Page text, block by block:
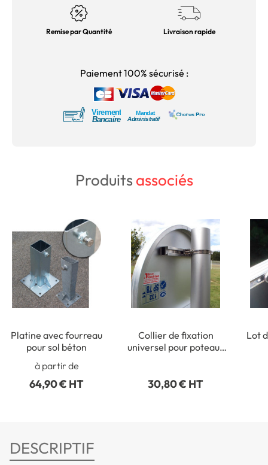
Remise par Quantité Livraison rapide
Paiement 100% sécurisé :
Produitsassociés
Platine avec fourreau
pour sol béton
à partir de
64,90 € HT
Collier de fixation
universel pour poteaux
30,80 € HT
Lot
DESCRIPTIF